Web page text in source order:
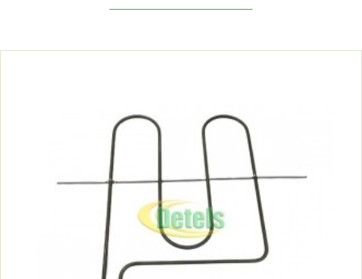
FCGI67153010
FCGW51109 54548
FCGW51159 55774
FCGW520009D 55261